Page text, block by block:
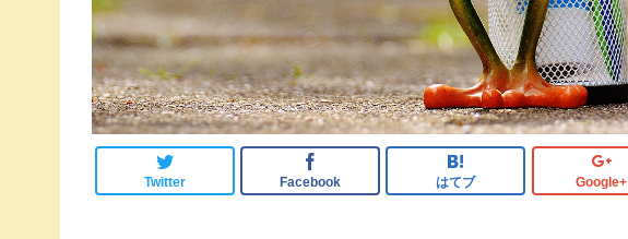
Twitter Facebook はてブ Google+